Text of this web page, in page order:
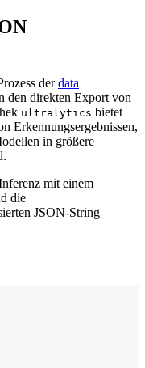
derdata
den direkten Export von
ultralytics bietet
Erkennungsergebnissen,
in größere
mit einem
die
JSON-String